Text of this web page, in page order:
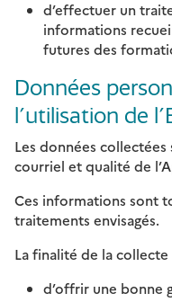
d’effectuer un
informations
futures des
Données
l’utilisation de
Les données
courriel et qualité de
Ces informations sont
traitements envisagés.
La finalité de la
d’offrir une bonne